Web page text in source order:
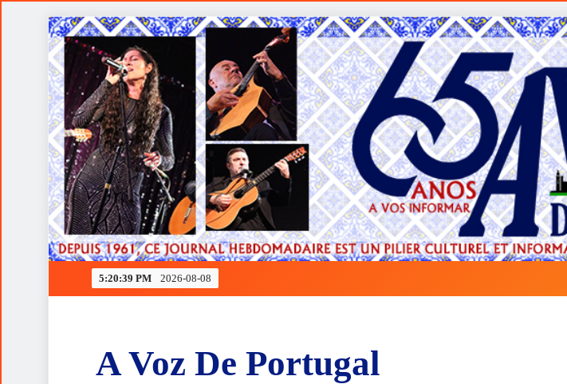
Skip
to
content
5:20:40 PM 2026-08-08
Ferrari rendida à estratégia de Verstappen
A Voz De Portugal